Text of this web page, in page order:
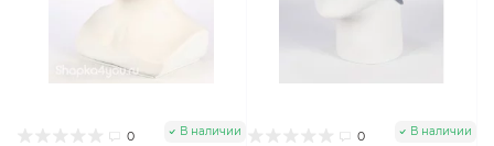
0 В наличии 0 В наличии